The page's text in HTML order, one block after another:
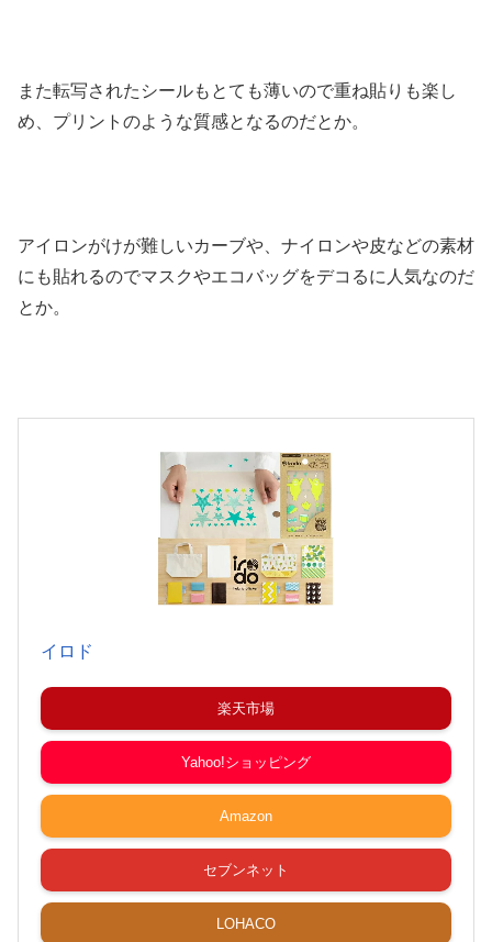
また転写されたシールもとても薄いので重ね貼りも楽し
め、プリントのような質感となるのだとか。
アイロンがけが難しいカーブや、ナイロンや皮などの素材
にも貼れるのでマスクやエコバッグをデコるに人気なのだ
とか。
イロド
楽天市場
Yahoo!ショッピング
Amazon
セブンネット
LOHACO